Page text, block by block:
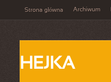
Strona główna Archiwum
HEJKA